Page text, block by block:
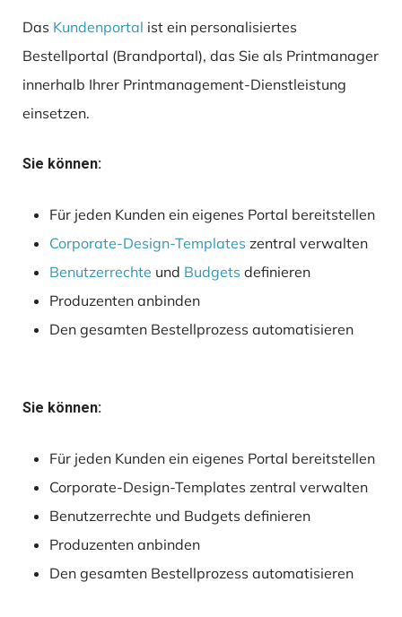
Das Kundenportal ist ein personalisiertes
Bestellportal (Brandportal), das Sie als Printmanager
innerhalb Ihrer Printmanagement-Dienstleistung
einsetzen.
Sie können:
Für jeden Kunden ein eigenes Portal bereitstellen
Corporate-Design-Templates zentral verwalten
Benutzerrechte und Budgets definieren
Produzenten anbinden
Den gesamten Bestellprozess automatisieren
Sie können:
Für jeden Kunden ein eigenes Portal bereitstellen
Corporate-Design-Templates zentral verwalten
Benutzerrechte und Budgets definieren
Produzenten anbinden
Den gesamten Bestellprozess automatisieren